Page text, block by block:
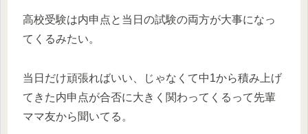
高校受験は内申点と当日の試験の両方が大事になっ
てくるみたい。
当日だけ頑張ればいい、じゃなくて中1から積み上げ
てきた内申点が合否に大きく関わってくるって先輩
ママ友から聞いてる。